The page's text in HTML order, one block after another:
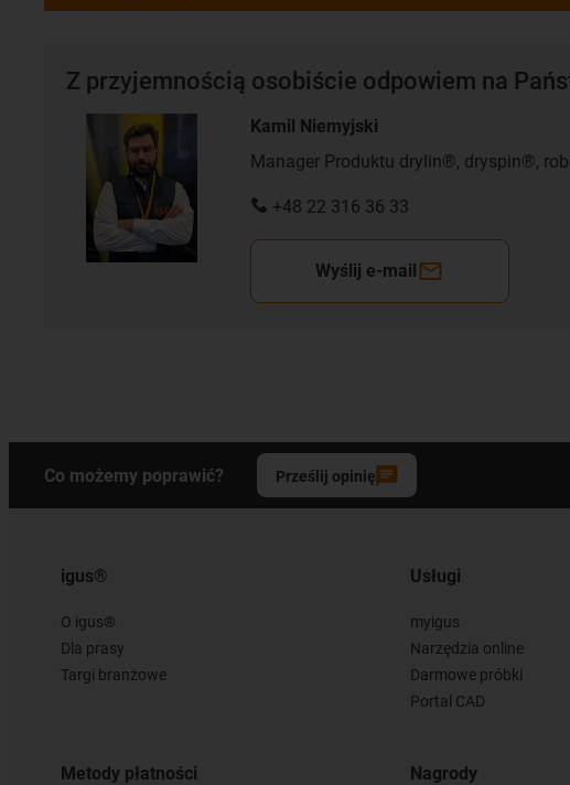
Z przyjemnością osobiście odpowiem na
Kamil Niemyjski
Manager Produktu drylin®, dryspin®,
+48 22 316 36 33
Wyślij e-mail
Co możemy poprawić? Prześlij opinię
igus®
O igus®
Dla prasy
Targi branżowe
Metody płatności
Usługi
myigus
Narzędzia online
Darmowe próbki
Portal CAD
Nagrody